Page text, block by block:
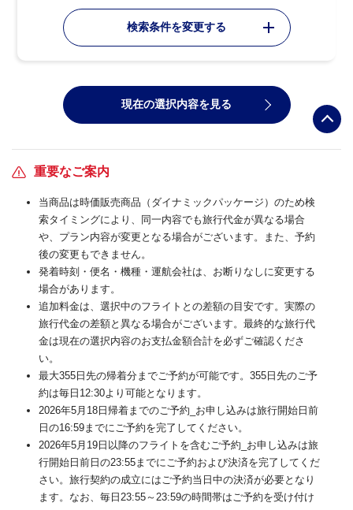
検索条件を変更する
現在の選択内容を見る
重要なご案内
当商品は時価販売商品（ダイナミックパッケージ）のため検
索タイミングにより、同一内容でも旅行代金が異なる場合
や、プラン内容が変更となる場合がございます。また、予約
後の変更もできません。
発着時刻・便名・機種・運航会社は、お断りなしに変更する
場合があります。
追加料金は、選択中のフライトとの差額の目安です。実際の
旅行代金の差額と異なる場合がございます。最終的な旅行代
金は現在の選択内容のお支払金額合計を必ずご確認くださ
い。
最大355日先の帰着分までご予約が可能です。355日先のご予
約は毎日12:30より可能となります。
2026年5月18日帰着までのご予約_お申し込みは旅行開始日前
日の16:59までにご予約を完了してください。
2026年5月19日以降のフライトを含むご予約_お申し込みは旅
行開始日前日の23:55までにご予約および決済を完了してくだ
さい。旅行契約の成立にはご予約当日中の決済が必要となり
ます。なお、毎日23:55～23:59の時間帯はご予約を受け付け